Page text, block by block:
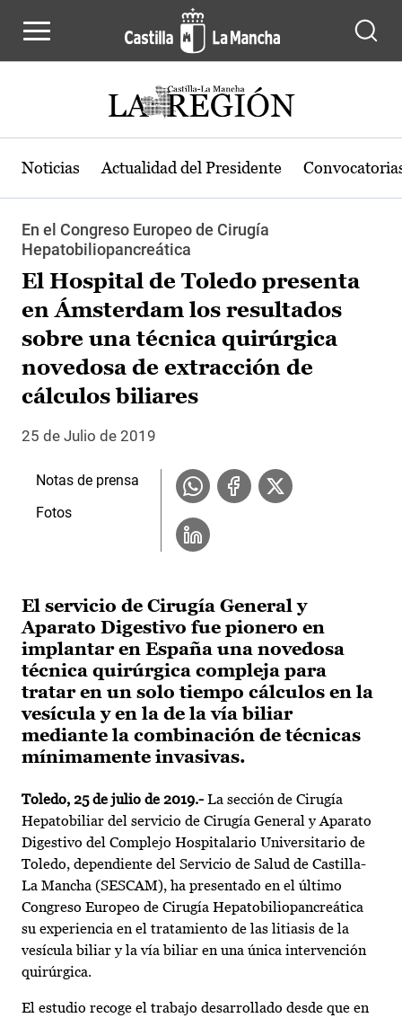
Noticias Actualidad del Presidente
En el Congreso Europeo de Cirugía
Hepatobiliopancreática
El Hospital de Toledo presenta
en Ámsterdam los resultados
sobre una técnica quirúrgica
novedosa de extracción de
cálculos biliares
25 de Julio de 2019
El servicio de Cirugía General y
Aparato Digestivo fue pionero en
implantar en España una novedosa
técnica quirúrgica compleja para
tratar en un solo tiempo cálculos en la
vesícula y en la de la vía biliar
mediante la combinación de técnicas
mínimamente invasivas.
Toledo, 25 de julio de 2019.- La sección de Cirugía
Hepatobiliar del servicio de Cirugía General y Aparato
Digestivo del Complejo Hospitalario Universitario de
Toledo, dependiente del Servicio de Salud de Castilla-
La Mancha (SESCAM), ha presentado en el último
Congreso Europeo de Cirugía Hepatobiliopancreática
su experiencia en el tratamiento de las litiasis de la
vesícula biliar y la vía biliar en una única intervención
quirúrgica.
El estudio recoge el trabajo desarrollado desde que en
Notas de prensa
Fotos